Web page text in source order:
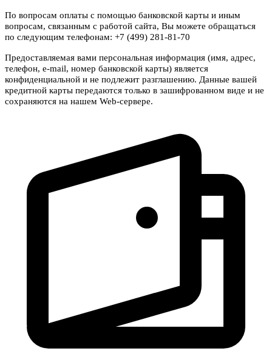
По вопросам оплаты с помощью банковской карты и иным
вопросам, связанным с работой сайта, Вы можете обращаться
по следующим телефонам: +7 (499) 281-81-70
Предоставляемая вами персональная информация (имя, адрес,
телефон, e-mail, номер банковской карты) является
конфиденциальной и не подлежит разглашению. Данные вашей
кредитной карты передаются только в зашифрованном виде и не
сохраняются на нашем Web-сервере.